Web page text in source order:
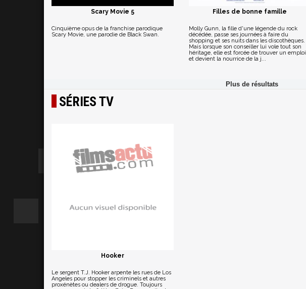
Scary Movie 5
Cinquième opus de la franchise parodique
Scary Movie, une parodie de Black Swan.
Filles de bonne famille
Molly Gunn, la fille d'une légende du rock
décédée, passe ses journées à faire du
shopping et ses nuits dans les discothèques.
Mais lorsque son conseiller lui vole tout son
héritage, elle est forcée de trouver un emploi
et devient la nourrice de la j...
SÉRIES TV
Hooker
Le sergent T.J. Hooker arpente les rues de Los
Angeles pour stopper les criminels et autres
proxénètes ou dealers de drogue. Toujours